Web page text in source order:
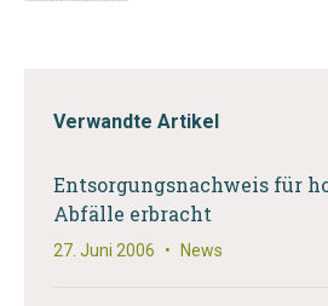
Verwandte Artikel
Entsorgungsnachweis für
Abfälle erbracht
27. Juni 2006 • News